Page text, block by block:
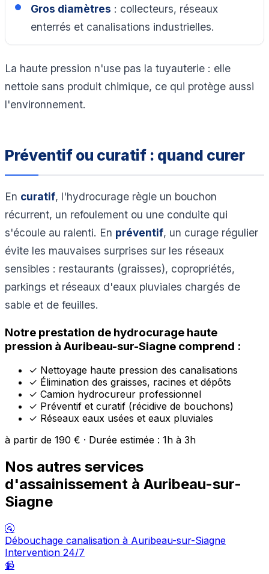
Gros diamètres : collecteurs, réseaux
enterrés et canalisations industrielles.
La haute pression n'use pas la tuyauterie : elle
nettoie sans produit chimique, ce qui protège aussi
l'environnement.
Préventif ou curatif : quand curer
En curatif, l'hydrocurage règle un bouchon
récurrent, un refoulement ou une conduite qui
s'écoule au ralenti. En préventif, un curage régulier
évite les mauvaises surprises sur les réseaux
sensibles : restaurants (graisses), copropriétés,
parkings et réseaux d'eaux pluviales chargés de
sable et de feuilles.
Notre prestation de hydrocurage haute
pression à Auribeau-sur-Siagne comprend :
✓ Nettoyage haute pression des canalisations
✓ Élimination des graisses, racines et dépôts
✓ Camion hydrocureur professionnel
✓ Préventif et curatif (récidive de bouchons)
✓ Réseaux eaux usées et eaux pluviales
à partir de 190 € · Durée estimée : 1h à 3h
Nos autres services
d'assainissement à Auribeau-sur-
Siagne
🚰
Débouchage canalisation à Auribeau-sur-Siagne
Intervention 24/7
📹